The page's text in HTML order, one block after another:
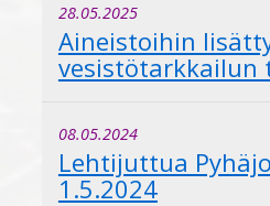
28.05.2025
Aineistoihin
vesistötarkkailun
08.05.2024
Lehtijuttua
1.5.2024